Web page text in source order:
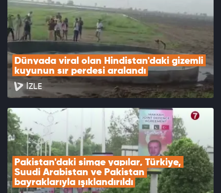
Dünyada viral olan Hindistan'daki gizemli
kuyunun sır perdesi aralandı
İZLE
Pakistan'daki simge yapılar, Türkiye,
Suudi Arabistan ve Pakistan
bayraklarıyla ışıklandırıldı